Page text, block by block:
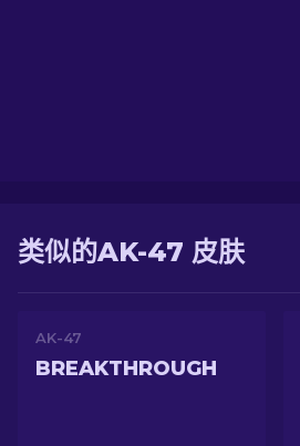
类似的AK-47 皮肤
AK-47
BREAKTHROUGH